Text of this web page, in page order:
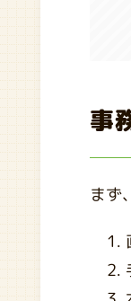
事
まず